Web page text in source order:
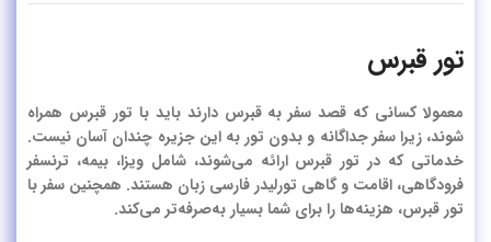
تور قبرس
معمولا کسانی که قصد سفر به قبرس دارند باید با تور قبرس همراه
شوند، زیراسفر جداگانه و بدون تور به این جزیره چندان آسان نیست.
خدماتی که در تور قبرس ارائه می‌شوند، شامل ویزا، بیمه، ترنسفر
فرودگاهی، اقامت و گاهی تورلیدر فارسی زبان هستند. همچنین سفر با
تور قبرس، هزینه‌ها را برای شما بسیار به‌صرفه‌تر می‌کند.